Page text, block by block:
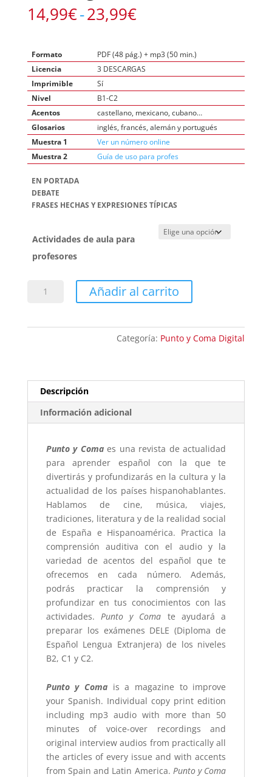
14,99€-23,99€Rango
de
desde
14,99€
hasta
23,99€
Formato
PDF (48 pág.) + mp3 (50 min.)
Licencia
3 DESCARGAS
Imprimible
Sí
Nivel
B1-C2
Acentos
castellano, mexicano, cubano…
Glosarios
inglés, francés, alemán y portugués
Muestra 1
Ver un número online
Muestra 2
Guía de uso para profes
EN PORTADA
DEBATE
FRASES HECHAS Y EXPRESIONES TÍPICAS
Actividades de aula para
profesores
Punto
112
Añadir al carrito
Categoría: Punto y Coma Digital
Descripción
Información adicional
Punto y Comaes una revista de actualidad
para aprender español con la que te
divertirás y profundizarás en la cultura y la
actualidad de los países hispanohablantes.
Hablamos de cine, música, viajes,
tradiciones, literatura y de la realidad social
de España e Hispanoamérica. Practica la
comprensión auditiva con el audio y la
variedad de acentos del español que te
ofrecemos en cada número. Además,
podrás practicar la comprensión y
profundizar en tus conocimientos con las
actividades. Punto y Coma te ayudará a
preparar los exámenes DELE (Diploma de
Español Lengua Extranjera) de los niveles
B2, C1 y C2.
Punto y Coma is a magazine to improve
your Spanish. Individual copy print edition
including mp3 audio with more than 50
minutes of voice-over recordings and
original interview audios from practically all
the articles of every issue and with accents
from Spain and Latin America. Punto y Coma